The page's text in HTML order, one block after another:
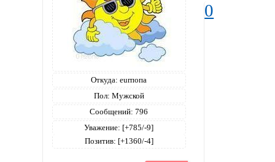
Откуда: eurпопа
Пол: Мужской
Сообщений: 796
Уважение: [+785/-9]
Позитив: [+1360/-4]
0